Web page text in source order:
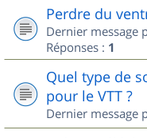
Perdre du
Dernier message
Réponses : 1
Quel type de
pour le VTT ?
Dernier message